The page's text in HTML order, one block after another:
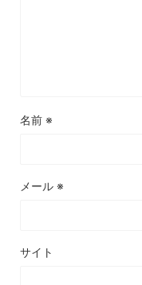
名前 ※
メール ※
サイト